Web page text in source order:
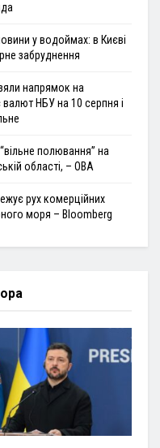
у водоймах: в Києві
забруднення
напрямок на
НБУ на 10 серпня і
полювання” на
області, – ОВА
рух комерційних
моря – Bloomberg